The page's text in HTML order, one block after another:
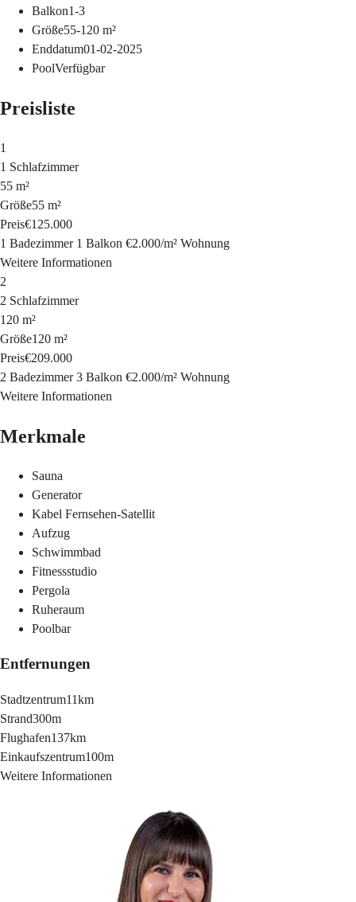
Balkon1-3
Größe55-120 m²
Enddatum01-02-2025
PoolVerfügbar
Preisliste
1
1 Schlafzimmer
55 m²
Größe55 m²
Preis€125.000
1 Badezimmer 1 Balkon €2.000/m² Wohnung
Weitere Informationen
2
2 Schlafzimmer
120 m²
Größe120 m²
Preis€209.000
2 Badezimmer 3 Balkon €2.000/m² Wohnung
Weitere Informationen
Merkmale
Sauna
Generator
Kabel Fernsehen-Satellit
Aufzug
Schwimmbad
Fitnessstudio
Pergola
Ruheraum
Poolbar
Entfernungen
Stadtzentrum11km
Strand300m
Flughafen137km
Einkaufszentrum100m
Weitere Informationen